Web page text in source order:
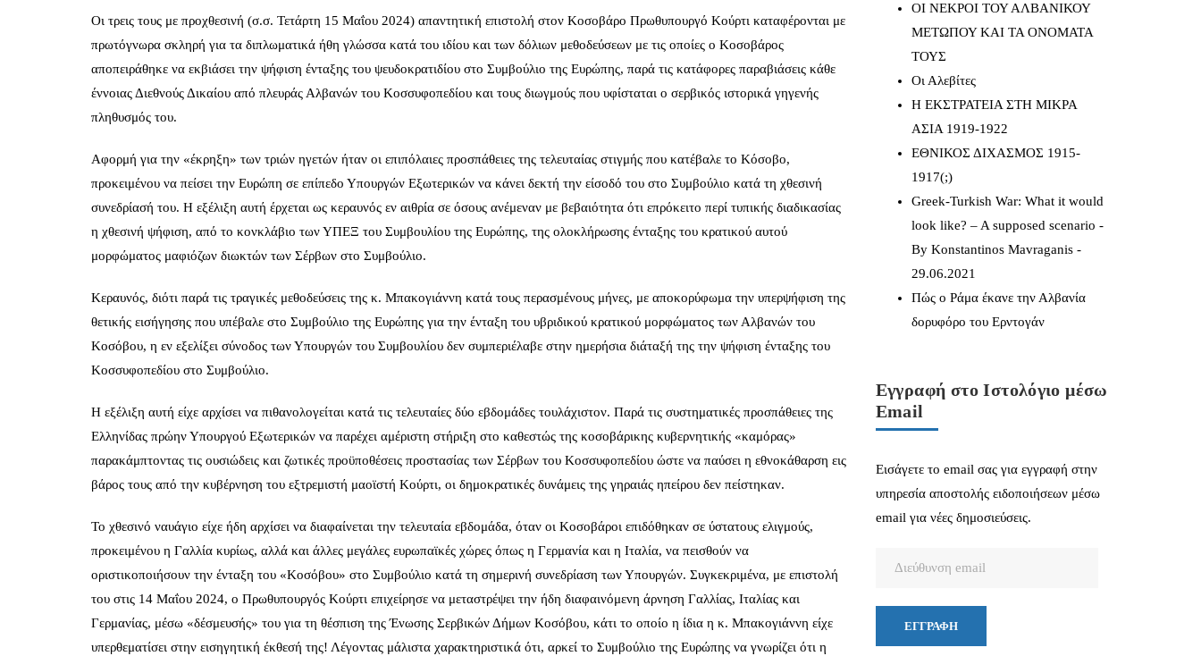
Οι τρεις τους με προχθεσινή (σ.σ. Τετάρτη 15 Μαΐου 2024) απαντητική επιστολή στον Κοσοβάρο Πρωθυπουργό Κούρτι καταφέρονται με
πρωτόγνωρα σκληρή για τα διπλωματικά ήθη γλώσσα κατά του ιδίου και των δόλιων μεθοδεύσεων με τις οποίες ο Κοσοβάρος
αποπειράθηκε να εκβιάσει την ψήφιση ένταξης του ψευδοκρατιδίου στο Συμβούλιο της Ευρώπης, παρά τις κατάφορες παραβιάσεις κάθε
έννοιας Διεθνούς Δικαίου από πλευράς Αλβανών του Κοσσυφοπεδίου και τους διωγμούς που υφίσταται ο σερβικός ιστορικά γηγενής
πληθυσμός του.
Αφορμή για την «έκρηξη» των τριών ηγετών ήταν οι επιπόλαιες προσπάθειες της τελευταίας στιγμής που κατέβαλε το Κόσοβο,
προκειμένου να πείσει την Ευρώπη σε επίπεδο Υπουργών Εξωτερικών να κάνει δεκτή την είσοδό του στο Συμβούλιο κατά τη χθεσινή
συνεδρίασή του. Η εξέλιξη αυτή έρχεται ως κεραυνός εν αιθρία σε όσους ανέμεναν με βεβαιότητα ότι επρόκειτο περί τυπικής διαδικασίας
η χθεσινή ψήφιση, από το κονκλάβιο των ΥΠΕΞ του Συμβουλίου της Ευρώπης, της ολοκλήρωσης ένταξης του κρατικού αυτού
μορφώματος μαφιόζων διωκτών των Σέρβων στο Συμβούλιο.
Κεραυνός, διότι παρά τις τραγικές μεθοδεύσεις της κ. Μπακογιάννη κατά τους περασμένους μήνες, με αποκορύφωμα την υπερψήφιση της
θετικής εισήγησης που υπέβαλε στο Συμβούλιο της Ευρώπης για την ένταξη του υβριδικού κρατικού μορφώματος των Αλβανών του
Κοσόβου, η εν εξελίξει σύνοδος των Υπουργών του Συμβουλίου δεν συμπεριέλαβε στην ημερήσια διάταξή της την ψήφιση ένταξης του
Κοσσυφοπεδίου στο Συμβούλιο.
Η εξέλιξη αυτή είχε αρχίσει να πιθανολογείται κατά τις τελευταίες δύο εβδομάδες τουλάχιστον. Παρά τις συστηματικές προσπάθειες της
Ελληνίδας πρώην Υπουργού Εξωτερικών να παρέχει αμέριστη στήριξη στο καθεστώς της κοσοβάρικης κυβερνητικής «καμόρας»
παρακάμπτοντας τις ουσιώδεις και ζωτικές προϋποθέσεις προστασίας των Σέρβων του Κοσσυφοπεδίου ώστε να παύσει η εθνοκάθαρση εις
βάρος τους από την κυβέρνηση του εξτρεμιστή μαοϊστή Κούρτι, οι δημοκρατικές δυνάμεις της γηραιάς ηπείρου δεν πείστηκαν.
Το χθεσινό ναυάγιο είχε ήδη αρχίσει να διαφαίνεται την τελευταία εβδομάδα, όταν οι Κοσοβάροι επιδόθηκαν σε ύστατους ελιγμούς,
προκειμένου η Γαλλία κυρίως, αλλά και άλλες μεγάλες ευρωπαϊκές χώρες όπως η Γερμανία και η Ιταλία, να πεισθούν να
οριστικοποιήσουν την ένταξη του «Κοσόβου» στο Συμβούλιο κατά τη σημερινή συνεδρίαση των Υπουργών. Συγκεκριμένα, με επιστολή
του στις 14 Μαΐου 2024, ο Πρωθυπουργός Κούρτι επιχείρησε να μεταστρέψει την ήδη διαφαινόμενη άρνηση Γαλλίας, Ιταλίας και
Γερμανίας, μέσω «δέσμευσής» του για τη θέσπιση της Ένωσης Σερβικών Δήμων Κοσόβου, κάτι το οποίο η ίδια η κ. Μπακογιάννη είχε
υπερθεματίσει στην εισηγητική έκθεσή της! Λέγοντας μάλιστα χαρακτηριστικά ότι, αρκεί το Συμβούλιο της Ευρώπης να γνωρίζει ότι η
ΟΙ ΝΕΚΡΟΙ ΤΟΥ ΑΛΒΑΝΙΚΟΥ
ΜΕΤΩΠΟΥ ΚΑΙ ΤΑ ΟΝΟΜΑΤΑ
ΤΟΥΣ
Οι Αλεβίτες
Η ΕΚΣΤΡΑΤΕΙΑ ΣΤΗ ΜΙΚΡΑ
ΑΣΙΑ 1919-1922
ΕΘΝΙΚΟΣ ΔΙΧΑΣΜΟΣ 1915-
1917(;)
Greek-Turkish War: What it would
look like? – A supposed scenario -
By Konstantinos Mavraganis -
29.06.2021
Πώς ο Ράμα έκανε την Αλβανία
δορυφόρο του Ερντογάν
Εγγραφή στο Ιστολόγιο μέσω
Email
Εισάγετε το email σας για εγγραφή στην
υπηρεσία αποστολής ειδοποιήσεων μέσω
email για νέες δημοσιεύσεις.
ΕΓΓΡΑΦΉ